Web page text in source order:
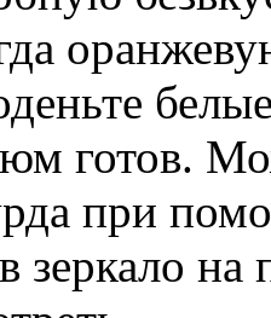
готов.
при
зеркало на